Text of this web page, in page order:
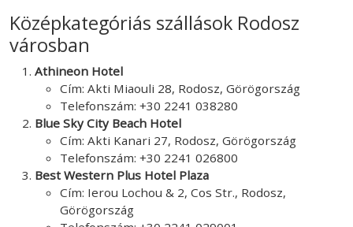
Középkategóriás szállások Rodosz
városban
Athineon Hotel
Cím: Akti Miaouli 28, Rodosz, Görögország
Telefonszám: +30 2241 038280
Blue Sky City Beach Hotel
Cím: Akti Kanari 27, Rodosz, Görögország
Telefonszám: +30 2241 026800
Best Western Plus Hotel Plaza
Cím: Ierou Lochou & 2, Cos Str., Rodosz,
Görögország